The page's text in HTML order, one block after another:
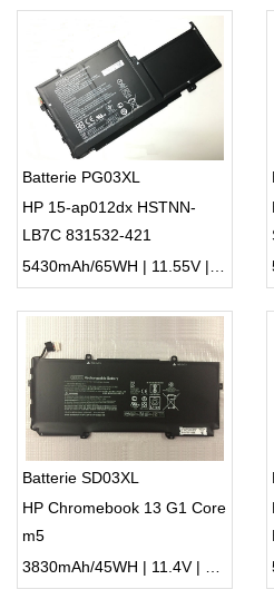
Batterie PG03XL
HP 15-ap012dx HSTNN-
LB7C 831532-421
3ICP4/78/122 TPN-Q168
5430mAh/65WH | 11.55V | Li-ion ...
Batterie SD03XL
HP Chromebook 13 G1 Core
m5
3830mAh/45WH | 11.4V | Li-ion ...